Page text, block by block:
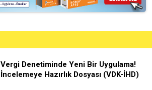
Vergi Denetiminde Yeni Bir Uygulama!
İncelemeye Hazırlık Dosyası (VDK-İHD)